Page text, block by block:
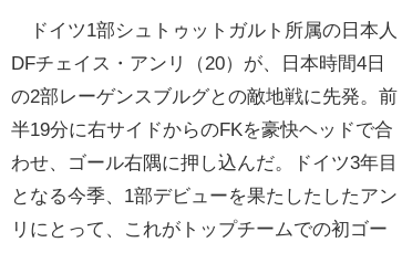
ドイツ1部シュトゥットガルト所属の日本人
DFチェイス・アンリ（20）が、日本時間4日
の2部レーゲンスブルグとの敵地戦に先発。前
半19分に右サイドからのFKを豪快ヘッドで合
わせ、ゴール右隅に押し込んだ。ドイツ3年目
となる今季、1部デビューを果たしたしたアン
リにとって、これがトップチームでの初ゴー